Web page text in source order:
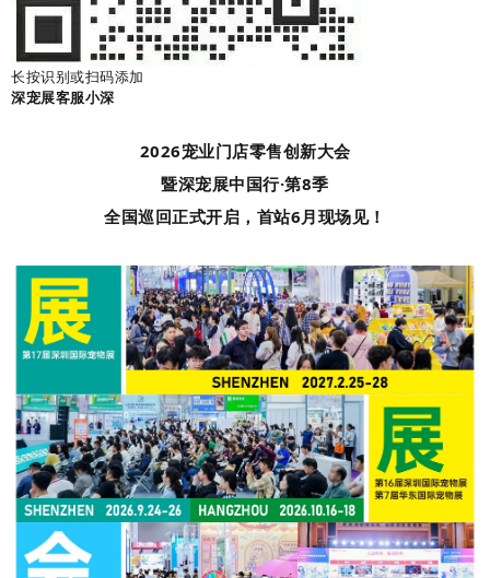
长按识别或扫码添加
深宠展客服小深
2026宠业门店零售创新大会
暨深宠展中国行·第8季
全国巡回正式开启，首站6月现场见！